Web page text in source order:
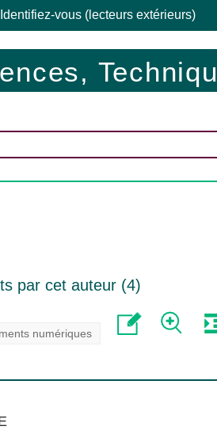
Identifiez-vous (lecteurs extérieurs)
par cet auteur (4)
numériques